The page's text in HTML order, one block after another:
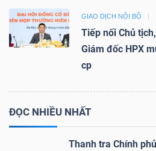
GIAO DỊCH NỘI BỘ
Tiếp nối Chủ
Giám đốc HPX
cp
ĐỌC NHIỀU NHẤT
Thanh tra Chính